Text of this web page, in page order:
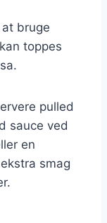
bruge
toppes
pulled
sauce ved
en
smag